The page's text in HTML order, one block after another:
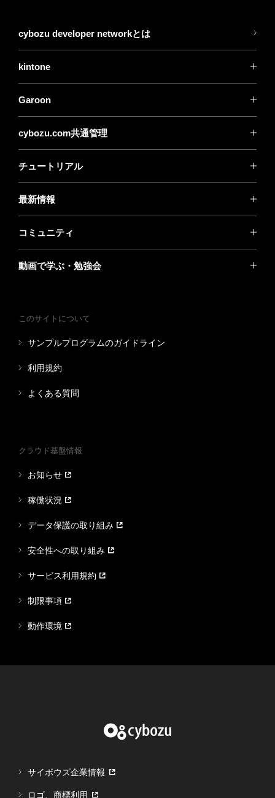
cybozu developer networkとは
kintone
Garoon
cybozu.com共通管理
チュートリアル
最新情報
コミュニティ
動画で学ぶ・勉強会
このサイトについて
サンプルプログラムのガイドライン
利用規約
よくある質問
クラウド基盤情報
お知らせ
稼働状況
データ保護の取り組み
安全性への取り組み
サービス利用規約
制限事項
動作環境
サイボウズ企業情報
ロゴ、商標利用